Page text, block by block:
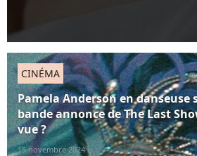
CINÉMA
Pamela Anderson en danseuse
bande annonce de The Last
vue ?
15 novembre 2024